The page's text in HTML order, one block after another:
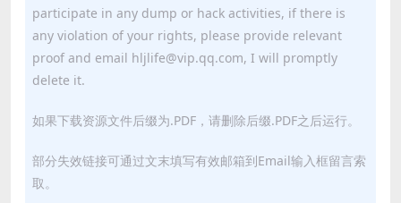
participate in any dump or hack activities, if there is
any violation of your rights, please provide relevant
proof and email hljlife@vip.qq.com, I will promptly
delete it.
如果下载资源文件后缀为.PDF，请删除后缀.PDF之后运行。
部分失效链接可通过文末填写有效邮箱到Email输入框留言索
取。